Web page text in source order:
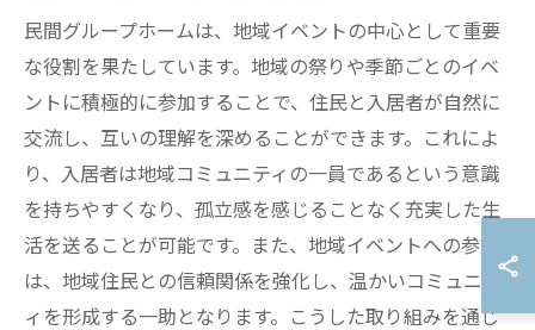
民間グループホームは、地域イベントの中心として重要
な役割を果たしています。地域の祭りや季節ごとのイベ
ントに積極的に参加することで、住民と入居者が自然に
交流し、互いの理解を深めることができます。これによ
り、入居者は地域コミュニティの一員であるという意識
を持ちやすくなり、孤立感を感じることなく充実した生
活を送ることが可能です。また、地域イベントへの参加
は、地域住民との信頼関係を強化し、温かいコミュニテ
ィを形成する一助となります。こうした取り組みを通じ